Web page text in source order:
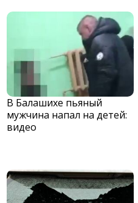
В Балашихе пьяный
мужчина напал на детей:
видео